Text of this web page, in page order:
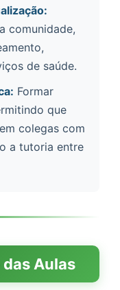
comunidade,
de saúde.
Formar
que
colegas com
a tutoria entre
Aulas